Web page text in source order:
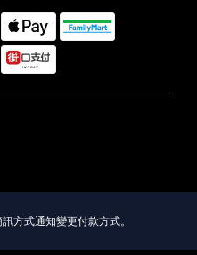
方式通知變更付款方式。